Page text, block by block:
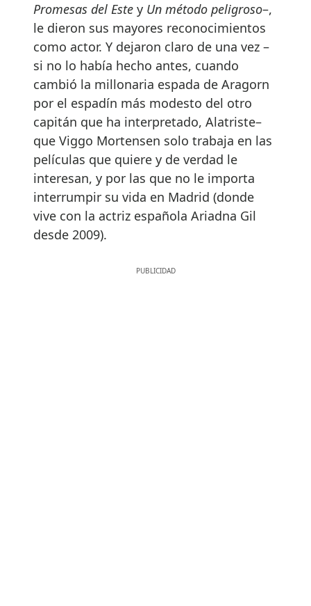
Promesas del Este y Un método peligroso–,
le dieron sus mayores reconocimientos
como actor. Y dejaron claro de una vez –
si no lo había hecho antes, cuando
cambió la millonaria espada de Aragorn
por el espadín más modesto del otro
capitán que ha interpretado, Alatriste–
que Viggo Mortensen solo trabaja en las
películas que quiere y de verdad le
interesan, y por las que no le importa
interrumpir su vida en Madrid (donde
vive con la actriz española Ariadna Gil
desde 2009).